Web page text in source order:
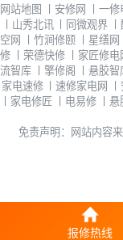
网站地图 丨 安修网 丨 一修
丨 山秀北讯 丨 同微观界 丨
空网 丨 竹涧修颐 丨 星缮网
修 丨 荣德快修 丨 家匠修电
流智库 丨 擎修阁 丨 悬胶智
家电速修 丨 速修家电网 丨
丨 家电修匠 丨 电易修 丨 悬
免责声明：网站内容
报修热线